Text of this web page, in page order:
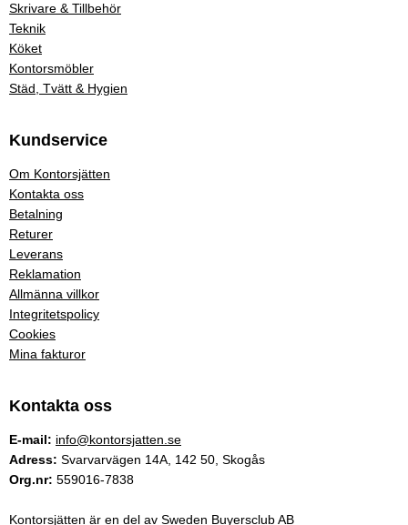
Skrivare & Tillbehör
Teknik
Köket
Kontorsmöbler
Städ, Tvätt & Hygien
Kundservice
Om Kontorsjätten
Kontakta oss
Betalning
Returer
Leverans
Reklamation
Allmänna villkor
Integritetspolicy
Cookies
Mina fakturor
Kontakta oss
E-mail: info@kontorsjatten.se
Adress: Svarvarvägen 14A, 142 50, Skogås
Org.nr: 559016-7838
Kontorsjätten är en del av Sweden Buyersclub AB